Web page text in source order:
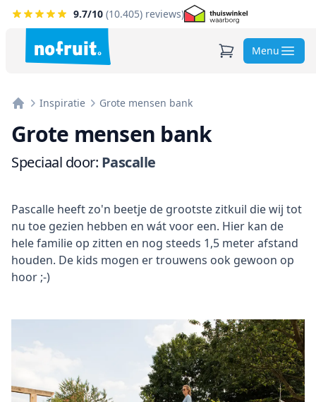
9.7/10 (10.405) reviews)
Menu
Inspiratie Grote mensen bank
Grote mensen bank
Speciaal door: Pascalle
Informatie
Pascalle heeft zo'n beetje de grootste zitkuil die wij tot
nu toe gezien hebben en wát voor een. Hier kan de
hele familie op zitten en nog steeds 1,5 meter afstand
houden. De kids mogen er trouwens ook gewoon op
hoor ;-)